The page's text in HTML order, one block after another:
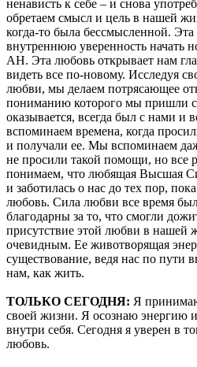
ненависть к себе – и снова
обретаем смысл и цель в нашей
когда-то была бессмысленной.
внутреннюю уверенность начать
АН. Эта любовь открывает нам
видеть все по-новому. Исследуя
любви, мы делаем потрясающее
пониманию которого мы пришли
оказывается, всегда был с нами и
вспоминаем времена, когда
и получали ее. Мы вспоминаем
не просили такой помощи, но все
понимаем, что любящая Высшая
и заботилась о нас до тех пор,
любовь. Сила любви все время
благодарны за то, что смогли
присутствие этой любви в нашей
очевидным. Ее животворящая
существование, ведя нас по пути
нам, как жить.
ТОЛЬКО СЕГОДНЯ: Я
своей жизни. Я осознаю энергию
внутри себя. Сегодня я уверен в
любовь.